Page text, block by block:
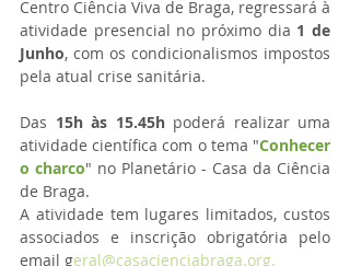
Centro Ciência Viva de Braga, regressará à
atividade presencial no próximo dia 1 de
Junho, com os condicionalismos impostos
pela atual crise sanitária.
Das 15h às 15.45h poderá realizar uma
atividade científica com o tema "Conhecer
o charco" no Planetário - Casa da Ciência
de Braga.
A atividade tem lugares limitados, custos
associados e inscrição obrigatória pelo
email geral@casacienciabraga.org.